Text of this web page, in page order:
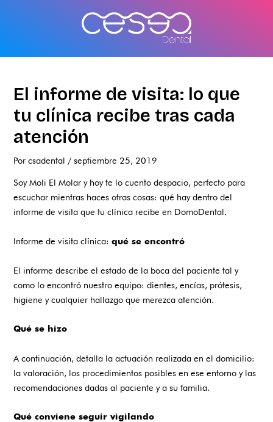
El informe de visita: lo que
tu clínica recibe tras cada
atención
Porcsadental /septiembre 25, 2019
Soy Moli El Molar y hoy te lo cuento despacio, perfecto para
escuchar mientras haces otras cosas: qué hay dentro del
informe de visita que tu clínica recibe en DomoDental.
Informe de visita clínica:qué se encontró
El informe describe el estado de la boca del paciente tal y
como lo encontró nuestro equipo: dientes, encías, prótesis,
higiene y cualquier hallazgo que merezca atención.
Qué se hizo
A continuación, detalla la actuación realizada en el domicilio:
la valoración, los procedimientos posibles en ese entorno y las
recomendaciones dadas al paciente y a su familia.
Qué conviene seguir vigilando